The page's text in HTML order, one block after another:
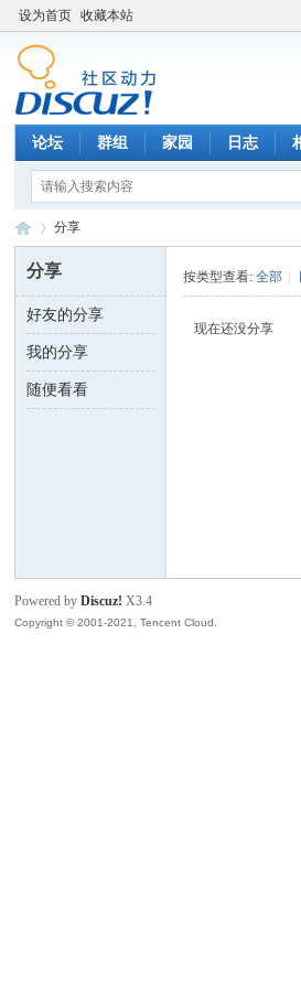
设为首页 收藏本站
论坛 群组 家园 日志
数 ›
分享
分享
好友的分享
我的分享
随便看看
按类型查看:全部
现在还没分享
Powered byDiscuz! X3.4
Copyright © 2001-2021, Tencent Cloud.